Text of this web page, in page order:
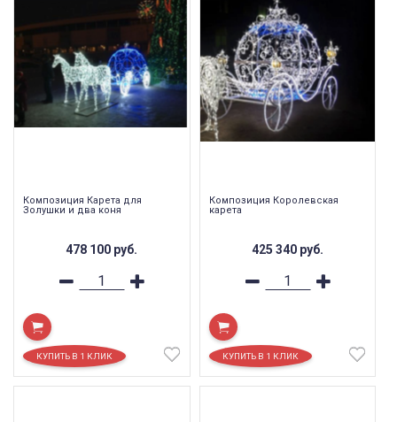
Композиция Карета для
Золушки и два коня
478 100 руб.
Композиция Королевская
карета
425 340 руб.